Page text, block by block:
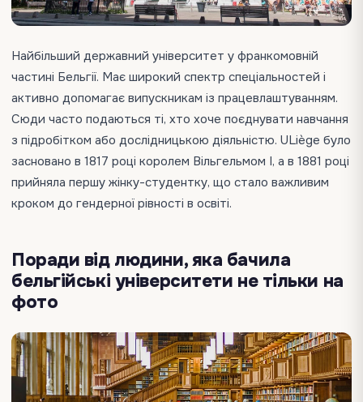
Найбільший державний університет у франкомовній
частині Бельгії. Має широкий спектр спеціальностей і
активно допомагає випускникам із працевлаштуванням.
Сюди часто подаються ті, хто хоче поєднувати навчання
з підробітком або дослідницькою діяльністю. ULiège було
засновано в 1817 році королем Вільгельмом I, а в 1881 році
прийняла першу жінку-студентку, що стало важливим
кроком до гендерної рівності в освіті.
Поради від людини, яка бачила
бельгійські університети не тільки на
фото